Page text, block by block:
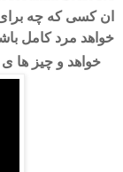
ان کسی که چه
خواهد مرد کامل
خواهد و چیز ها